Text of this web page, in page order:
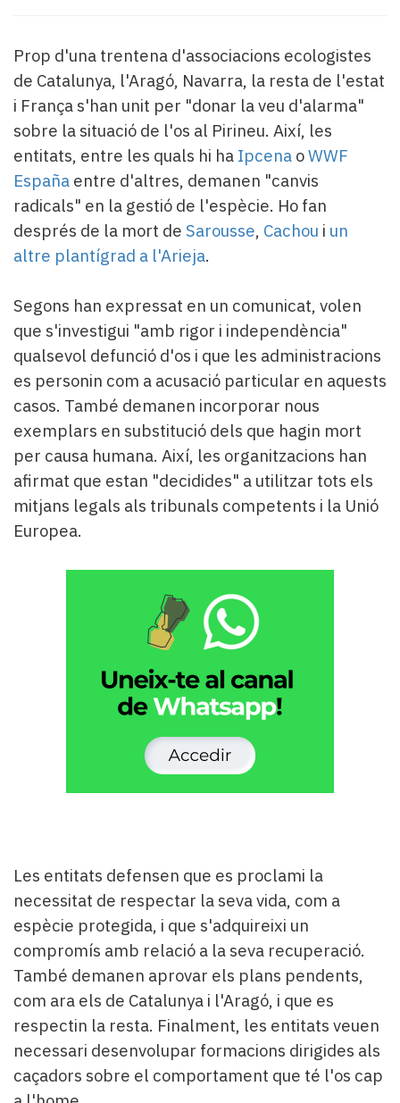
Lo
més
llegit...
Editorial
Prop d'una trentena d'associacions ecologistes
de Catalunya, l'Aragó, Navarra, la resta de l'estat
i França s'han unit per "donar la veu d'alarma"
sobre la situació de l'os al Pirineu. Així, les
entitats, entre les quals hi ha Ipcena oWWF
España entre d'altres, demanen "canvis
radicals" en la gestió de l'espècie. Ho fan
després de la mort de Sarousse, Cachou i un
altre plantígrad a l'Arieja.
Segons han expressat en un comunicat, volen
que s'investigui "amb rigor i independència"
qualsevol defunció d'os i que les administracions
es personin com a acusació particular en aquests
casos. També demanen incorporar nous
exemplars en substitució dels que hagin mort
per causa humana. Així, les organitzacions han
afirmat que estan "decidides" a utilitzar tots els
mitjans legals als tribunals competents i la Unió
Europea.
Les entitats defensen que es proclami la
necessitat de respectar la seva vida, com a
espècie protegida, i que s'adquireixi un
compromís amb relació a la seva recuperació.
També demanen aprovar els plans pendents,
com ara els de Catalunya i l'Aragó, i que es
respectin la resta. Finalment, les entitats veuen
necessari desenvolupar formacions dirigides als
caçadors sobre el comportament que té l'os cap